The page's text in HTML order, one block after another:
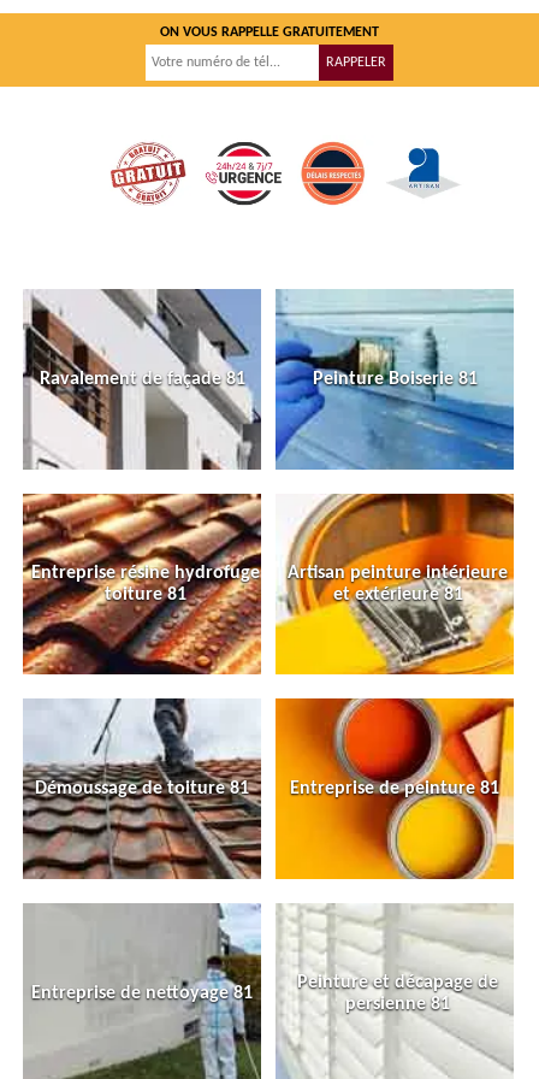
ON VOUS RAPPELLE GRATUITEMENT
Ravalement de façade 81 Peinture Boiserie 81
Entreprise résine hydrofuge
toiture 81
Artisan peinture intérieure
et extérieure 81
Démoussage de toiture 81 Entreprise de peinture 81
Entreprise de nettoyage 81
Peinture et décapage de
persienne 81